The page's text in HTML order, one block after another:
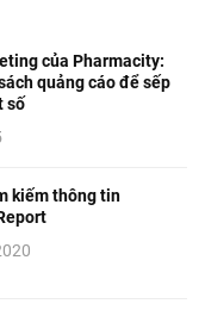
của Pharmacity:
quảng cáo để sếp
số
kiếm thông tin